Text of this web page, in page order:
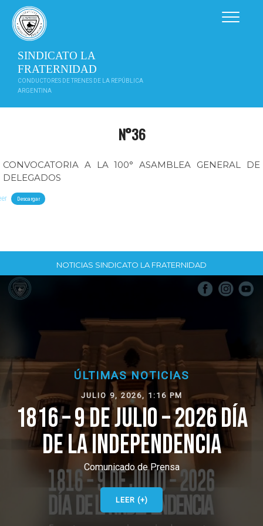
contenido
SINDICATO LA
FRATERNIDAD
CONDUCTORES DE TRENES DE LA REPÚBLICA
ARGENTINA
N°36
CONVOCATORIA A LA 100° ASAMBLEA GENERAL DE
DELEGADOS
Descargar
NOTICIAS SINDICATO LA FRATERNIDAD
ÚLTIMAS NOTICIAS
JULIO 9, 2026, 1:16 PM
1816 – 9 DE JULIO – 2026 DÍA
DE LA INDEPENDENCIA
Comunicado de Prensa
LEER (+)